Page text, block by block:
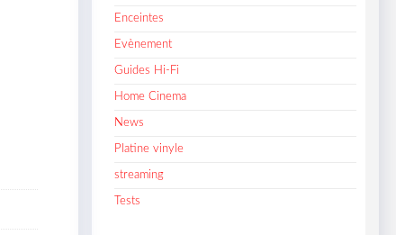
Enceintes
Evènement
Guides Hi-Fi
Home Cinema
News
Platine vinyle
streaming
Tests